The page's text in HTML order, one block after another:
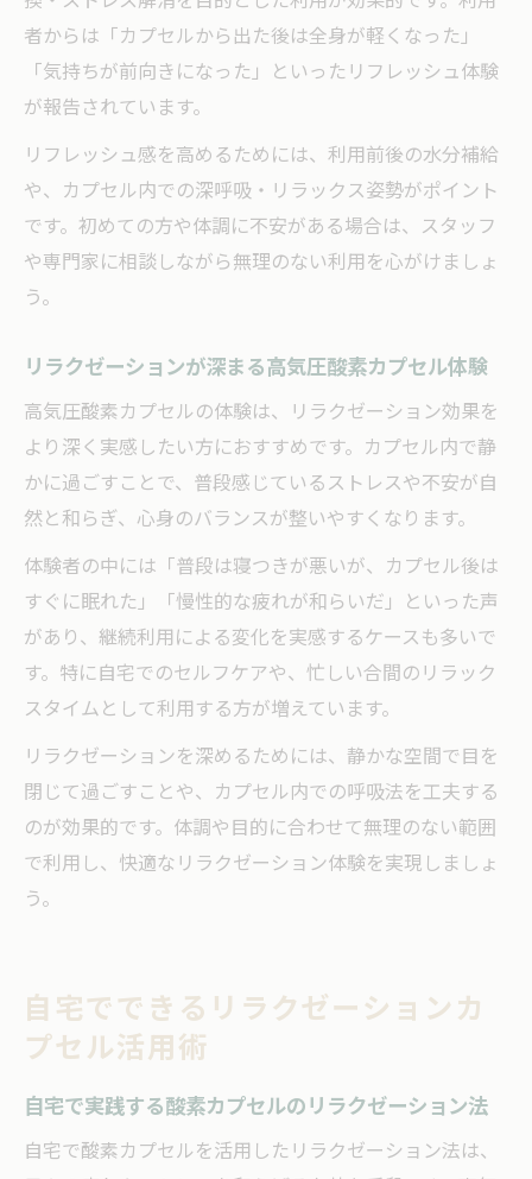
者からは「カプセルから出た後は全身が軽くなった」
「気持ちが前向きになった」といったリフレッシュ体験
が報告されています。
リフレッシュ感を高めるためには、利用前後の水分補給
や、カプセル内での深呼吸・リラックス姿勢がポイント
です。初めての方や体調に不安がある場合は、スタッフ
や専門家に相談しながら無理のない利用を心がけましょ
う。
リラクゼーションが深まる高気圧酸素カプセル体験
高気圧酸素カプセルの体験は、リラクゼーション効果を
より深く実感したい方におすすめです。カプセル内で静
かに過ごすことで、普段感じているストレスや不安が自
然と和らぎ、心身のバランスが整いやすくなります。
体験者の中には「普段は寝つきが悪いが、カプセル後は
すぐに眠れた」「慢性的な疲れが和らいだ」といった声
があり、継続利用による変化を実感するケースも多いで
す。特に自宅でのセルフケアや、忙しい合間のリラック
スタイムとして利用する方が増えています。
リラクゼーションを深めるためには、静かな空間で目を
閉じて過ごすことや、カプセル内での呼吸法を工夫する
のが効果的です。体調や目的に合わせて無理のない範囲
で利用し、快適なリラクゼーション体験を実現しましょ
う。
自宅でできるリラクゼーションカ
プセル活用術
自宅で実践する酸素カプセルのリラクゼーション法
自宅で酸素カプセルを活用したリラクゼーション法は、